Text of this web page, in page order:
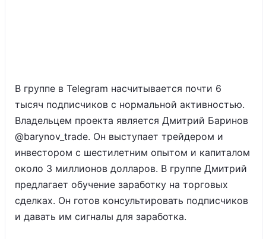
В группе в Telegram насчитывается почти 6
тысяч подписчиков с нормальной активностью.
Владельцем проекта является Дмитрий Баринов
@barynov_trade. Он выступает трейдером и
инвестором с шестилетним опытом и капиталом
около 3 миллионов долларов. В группе Дмитрий
предлагает обучение заработку на торговых
сделках. Он готов консультировать подписчиков
и давать им сигналы для заработка.